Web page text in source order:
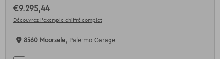
€9.295,44
Découvrez l’exemple chiffré complet
8560 Moorsele, Palermo Garage